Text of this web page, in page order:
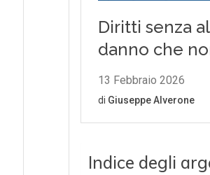
Indice degli